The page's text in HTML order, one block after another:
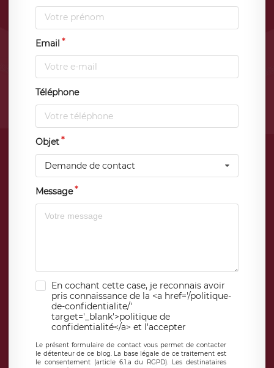
Email
Téléphone
Objet
Demande de contact
Message
En cochant cette case, je reconnais avoir
pris connaissance de la <a href='/politique-
de-confidentialite/'
target='_blank'>politique de
confidentialité</a> et l'accepter
Le présent formulaire de contact vous permet de contacter
le détenteur de ce blog. La base légale de ce traitement est
le consentement (article 6.1.a du RGPD). Les destinataires